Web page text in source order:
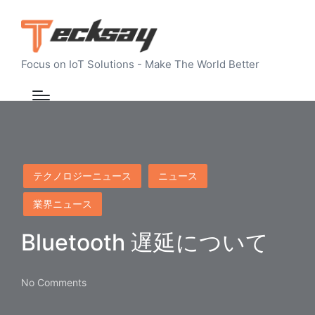
Focus on IoT Solutions - Make The World Better
Posted
in
テクノロジーニュース ニュース
業界ニュース
Bluetooth 遅延について
No Comments